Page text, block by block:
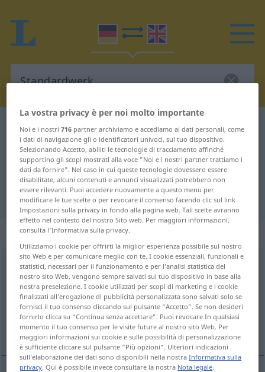
Dizionario Tedesco-Inglese Standardwerk
Traduzione Tedesco-Inglese per
"Standardwerk"
"Standardwerk" traduzione Inglese
„Standardwerk“
Standardwerkn
Panoramica di tutte le traduzion
(Fai clic sulla/Tocca traduzione per maggiori dettagli)
standard work
La vostra privacy è per noi molto importante
Noi e i nostri716 partner archiviamo e accediamo ai dati personali, come
i dati di navigazione gli o identificatori univoci, sul tuo dispositivo.
Selezionando Accetto, abiliti le tecnologie di tracciamento affinché
supportino gli scopi mostrati alla voce "Noi e i nostri partner trattiamo i
dati da fornire". Nel caso in cui queste tecnologie dovessero essere
disabilitate, alcuni contenuti e annunci visualizzati potrebbero non
essere rilevanti. Puoi accedere nuovamente a questo menu per
modificare le tue scelte o per revocare il consenso facendo clic sul link
Impostazioni sulla privacy in fondo alla pagina web. Tali scelte avranno
effetto nel contesto del nostro Sito web. Per maggiori informazioni,
consulta l'Informativa sulla privacy.
Utilizziamo i cookie per offrirti la miglior esperienza possibile sul nostro
sito Web e per comunicare meglio con te. I cookie essenziali, funzionali e
statistici, necessari per il funzionamento e per l’analisi statistica del
nostro sito Web, vengono sempre salvati sul tuo dispositivo in base alla
nostra preselezione. I cookie utilizzati per scopi di marketing e i cookie
finalizzati all’erogazione di pubblicità personalizzata sono salvati solo se
fornisci il tuo consenso cliccando sul pulsante “Accetto”. Se non desideri
fornirlo clicca su “Continua senza accettare”. Puoi revocare In qualsiasi
momento il tuo consenso per le visite future al nostro sito Web. Per
maggiori informazioni sui cookie e sulle possibilità di personalizzazione
è sufficiente cliccare sul pulsante “Più opzioni”. Ulteriori indicazioni
sull’elaborazione dei dati sono disponibili nella nostraInformativa sulla
privacy. Qui è possibile invece consultare la nostra Nota legale.